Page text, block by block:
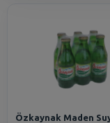
Özkaynak Maden